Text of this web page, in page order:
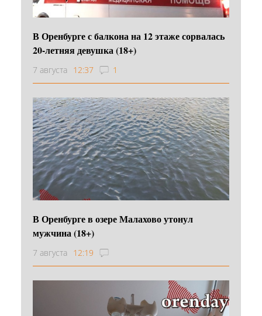
В Оренбурге с балкона на 12 этаже сорвалась
20-летняя девушка (18+)
7 августа 12:37 1
В Оренбурге в озере Малахово утонул
мужчина (18+)
7 августа 12:19